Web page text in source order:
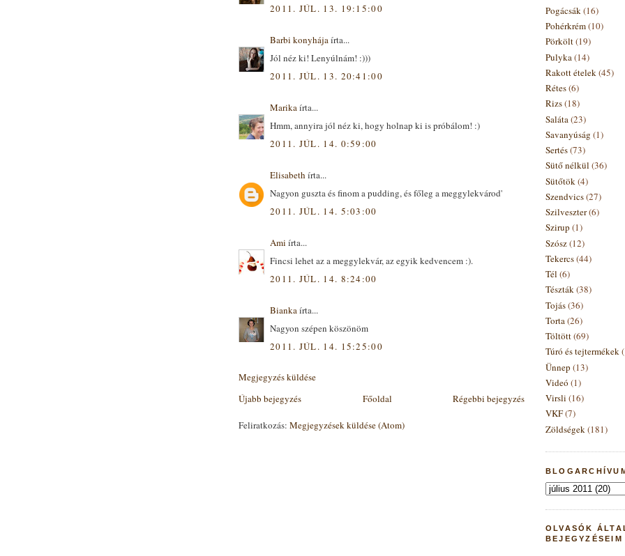
2011. JÚL. 13. 19:15:00
Barbi konyhájaírta...
Jól néz ki! Lenyúlnám! :)))
2011. JÚL. 13. 20:41:00
Marikaírta...
Hmm, annyira jól néz ki, hogy holnap ki is próbálom! :)
2011. JÚL. 14. 0:59:00
Elisabeth írta...
Nagyon guszta és finom a pudding, és főleg a meggylekvárod'
2011. JÚL. 14. 5:03:00
Ami írta...
Fincsi lehet az a meggylekvár, az egyik kedvencem :).
2011. JÚL. 14. 8:24:00
Biankaírta...
Nagyon szépen köszönöm
2011. JÚL. 14. 15:25:00
Megjegyzés küldése
Újabb bejegyzés
Régebbi bejegyzés
Főoldal
Feliratkozás: Megjegyzések küldése (Atom)
Pogácsák(16)
Pohérkrém(10)
Pörkölt(19)
Pulyka (14)
Rakott ételek(45)
Rétes(6)
Rizs(18)
Saláta (23)
Savanyúság (1)
Sertés(73)
Sütő nélkül (36)
Sütőtök (4)
Szendvics(27)
Szilveszter(6)
Szirup (1)
Szósz(12)
Tekercs(44)
Tél (6)
Tészták(38)
Tojás(36)
Torta(26)
Töltött(69)
Túró és tejtermékek
Ünnep (13)
Videó (1)
Virsli (16)
VKF(7)
Zöldségek (181)
OLVASÓK
BEJEGYZÉSEIM